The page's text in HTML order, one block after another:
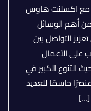
مع اكسلنت هاوس
أهم الوسائل
التواصل بين
على الأعمال
التنوع الكبير في
حاسمًا للعديد